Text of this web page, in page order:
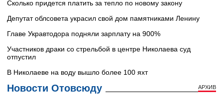
Сколько придется платить за тепло по новому закону
Депутат облсовета украсил свой дом памятниками Ленину
Главе Укравтодора подняли зарплату на 900%
Участников драки со стрельбой в центре Николаева суд
отпустил
В Николаеве на воду вышло более 100 яхт
Новости Отовсюду АРХИВ